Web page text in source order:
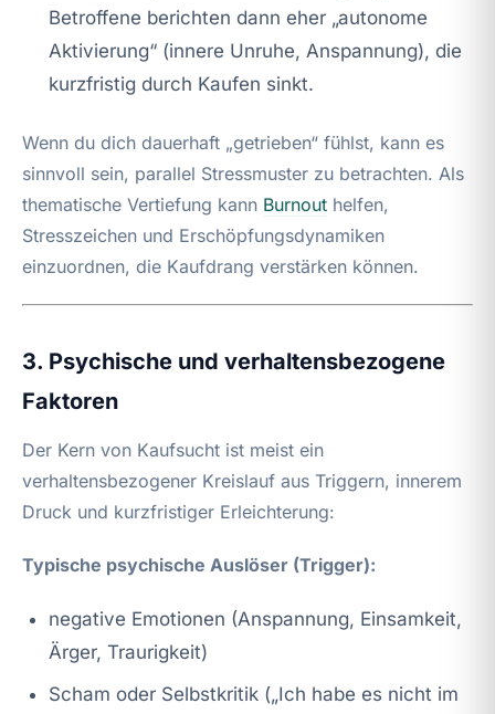
Betroffene berichten dann eher „autonome
Aktivierung“ (innere Unruhe, Anspannung), die
kurzfristig durch Kaufen sinkt.
Wenn du dich dauerhaft „getrieben“ fühlst, kann es
sinnvoll sein, parallel Stressmuster zu betrachten. Als
thematische Vertiefung kann Burnout helfen,
Stresszeichen und Erschöpfungsdynamiken
einzuordnen, die Kaufdrang verstärken können.
3. Psychische und verhaltensbezogene
Faktoren
Der Kern von Kaufsucht ist meist ein
verhaltensbezogener Kreislauf aus Triggern, innerem
Druck und kurzfristiger Erleichterung:
Typische psychische Auslöser (Trigger):
negative Emotionen (Anspannung, Einsamkeit,
Ärger, Traurigkeit)
Scham oder Selbstkritik („Ich habe es nicht im